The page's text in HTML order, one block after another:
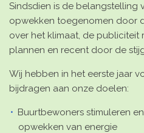
Sindsdien is de belangstelling
opwekken toegenomen door
over het klimaat, de publiciteit
plannen en recent door de
Wij hebben in het eerste jaar
bijdragen aan onze doelen:
Buurtbewoners stimuleren
opwekken van energie